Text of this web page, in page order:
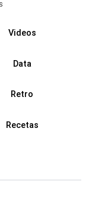
Videos
Data
Retro
Recetas